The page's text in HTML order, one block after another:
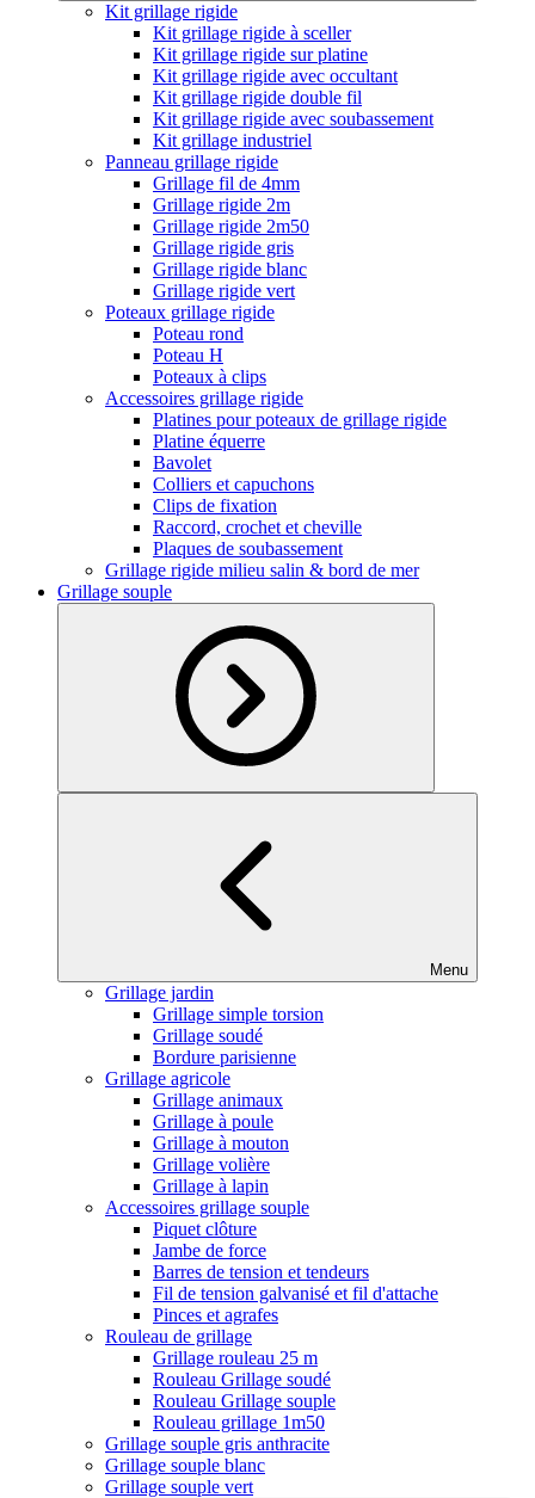
Kit grillage rigide
Kit grillage rigide à sceller
Kit grillage rigide sur platine
Kit grillage rigide avec occultant
Kit grillage rigide double fil
Kit grillage rigide avec soubassement
Kit grillage industriel
Panneau grillage rigide
Grillage fil de 4mm
Grillage rigide 2m
Grillage rigide 2m50
Grillage rigide gris
Grillage rigide blanc
Grillage rigide vert
Poteaux grillage rigide
Poteau rond
Poteau H
Poteaux à clips
Accessoires grillage rigide
Platines pour poteaux de grillage rigide
Platine équerre
Bavolet
Colliers et capuchons
Clips de fixation
Raccord, crochet et cheville
Plaques de soubassement
Grillage rigide milieu salin & bord de mer
Grillage souple
Menu
Grillage jardin
Grillage simple torsion
Grillage soudé
Bordure parisienne
Grillage agricole
Grillage animaux
Grillage à poule
Grillage à mouton
Grillage volière
Grillage à lapin
Accessoires grillage souple
Piquet clôture
Jambe de force
Barres de tension et tendeurs
Fil de tension galvanisé et fil d'attache
Pinces et agrafes
Rouleau de grillage
Grillage rouleau 25 m
Rouleau Grillage soudé
Rouleau Grillage souple
Rouleau grillage 1m50
Grillage souple gris anthracite
Grillage souple blanc
Grillage souple vert